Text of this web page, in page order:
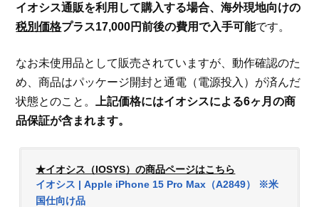
イオシス通販を利用して購入する場合、海外現地向けの
税別価格プラス17,000円前後の費用で入手可能です。
なお未使用品として販売されていますが、動作確認のた
め、商品はパッケージ開封と通電（電源投入）が済んだ
状態とのこと。
上記価格にはイオシスによる6ヶ月の商
品保証が含まれます。
★イオシス（IOSYS）の商品ページはこちら
イオシス | Apple iPhone 15 Pro Max（A2849） ※米
国仕向け品